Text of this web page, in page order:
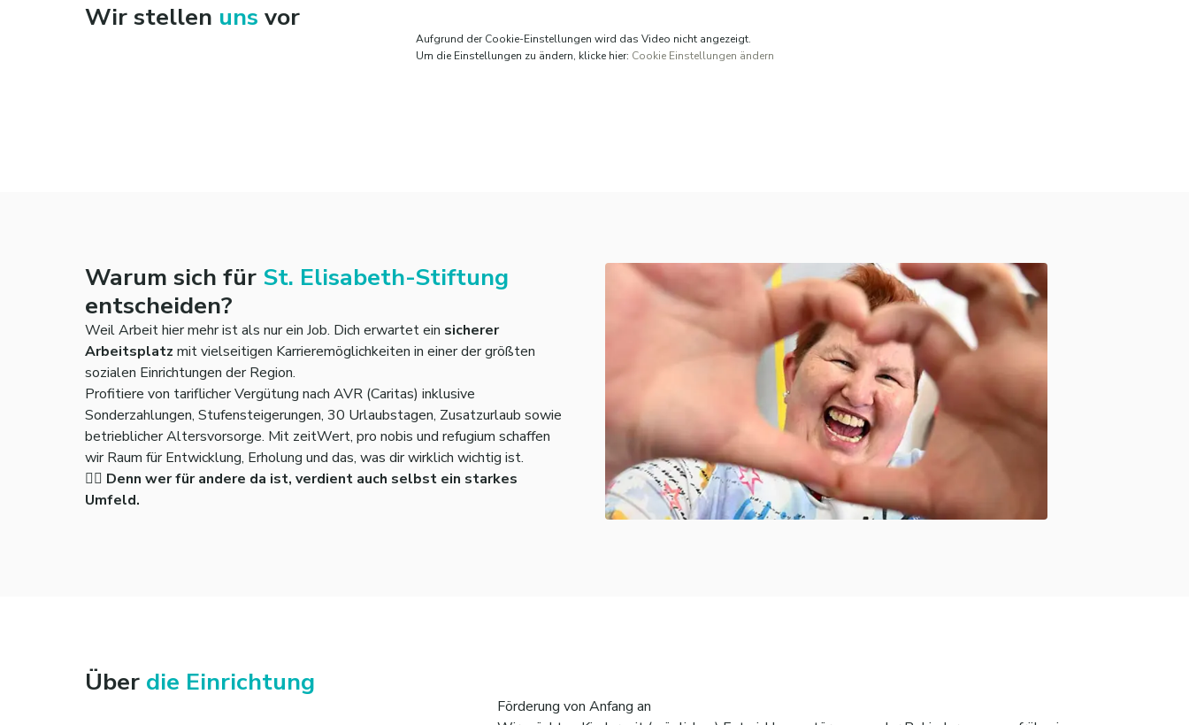
Wir stellen uns vor
Aufgrund der Cookie-Einstellungen wird das Video nicht angezeigt.
Um die Einstellungen zu ändern, klicke hier: Cookie Einstellungen ändern
Warum sich für St. Elisabeth-Stiftung
entscheiden?
Weil Arbeit hier mehr ist als nur ein Job. Dich erwartet ein sicherer
Arbeitsplatz mit vielseitigen Karrieremöglichkeiten in einer der größten
sozialen Einrichtungen der Region.
Profitiere von tariflicher Vergütung nach AVR (Caritas) inklusive
Sonderzahlungen, Stufensteigerungen, 30 Urlaubstagen, Zusatzurlaub sowie
betrieblicher Altersvorsorge. Mit zeitWert, pro nobis und refugium schaffen
wir Raum für Entwicklung, Erholung und das, was dir wirklich wichtig ist.
👉🏼 Denn wer für andere da ist, verdient auch selbst ein starkes
Umfeld.
Über die Einrichtung
Förderung von Anfang an